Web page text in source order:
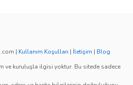
| Kullanım Koşulları | İletişim | Blog
ve kuruluşla ilgisi yoktur. Bu sitede sadece